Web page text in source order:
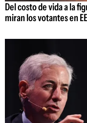
Del costo de vida a la
miran los votantes en